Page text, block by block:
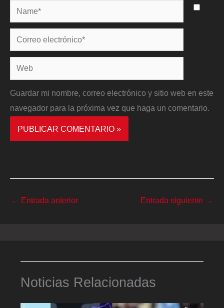
Name*
Correo
electrónico*
Web
Guardar mi nombre, correo electrónico y sitio web en este
navegador para la próxima vez que haga un comentario.
← Entrada anterior Entrada siguiente →
Noticias Relacionadas